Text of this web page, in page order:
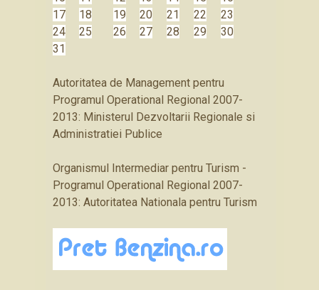
17
18 19 20 21 22
23
24
25 26 27 28 29
30
31
Autoritatea de Management pentru
Programul Operational Regional 2007-
2013: Ministerul Dezvoltarii Regionale si
Administratiei Publice
Organismul Intermediar pentru Turism -
Programul Operational Regional 2007-
2013: Autoritatea Nationala pentru Turism